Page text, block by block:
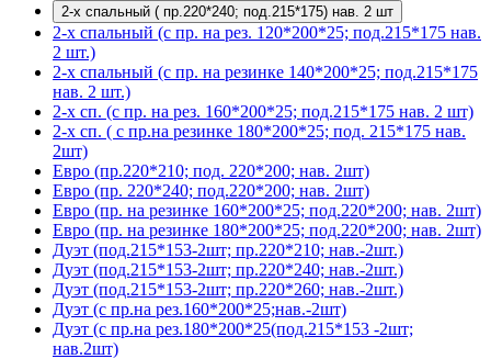
2-х спальный ( пр.220*240; под.215*175) нав. 2 шт
2-х спальный (с пр. на рез. 120*200*25; под.215*175 нав.
2 шт.)
2-х спальный (с пр. на резинке 140*200*25; под.215*175
нав. 2 шт.)
2-х сп. (с пр. на рез. 160*200*25; под.215*175 нав. 2 шт)
2-х сп. ( с пр.на резинке 180*200*25; под. 215*175 нав.
2шт)
Евро (пр.220*210; под. 220*200; нав. 2шт)
Евро (пр. 220*240; под.220*200; нав. 2шт)
Евро (пр. на резинке 160*200*25; под.220*200; нав. 2шт)
Евро (пр. на резинке 180*200*25; под.220*200; нав. 2шт)
Дуэт (под.215*153-2шт; пр.220*210; нав.-2шт.)
Дуэт (под.215*153-2шт; пр.220*240; нав.-2шт.)
Дуэт (под.215*153-2шт; пр.220*260; нав.-2шт.)
Дуэт (с пр.на рез.160*200*25;нав.-2шт)
Дуэт (с пр.на рез.180*200*25(под.215*153 -2шт;
нав.2шт)